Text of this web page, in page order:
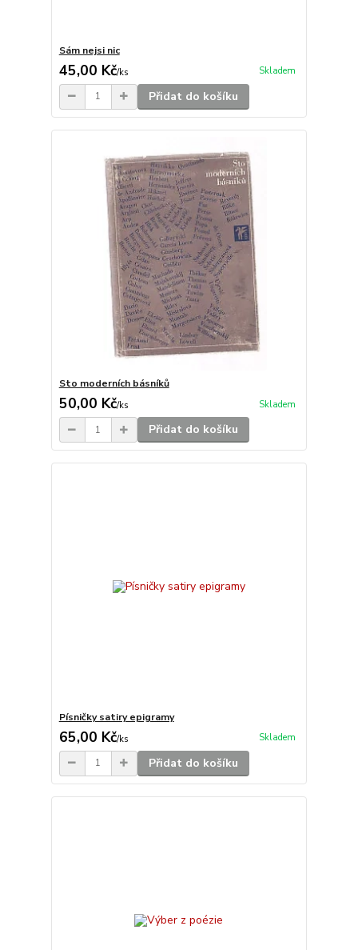
Sám nejsi nic
45,00 Kč/ks Skladem
Přidat do košíku
Sto moderních básníků
50,00 Kč/ks Skladem
Přidat do košíku
Písničky satiry epigramy
65,00 Kč/ks Skladem
Přidat do košíku